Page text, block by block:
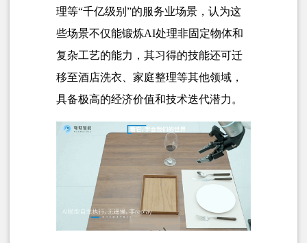
理等“千亿级别”的服务业场景，认为这
些场景不仅能锻炼AI处理非固定物体和
复杂工艺的能力，其习得的技能还可迁
移至酒店洗衣、家庭整理等其他领域，
具备极高的经济价值和技术迭代潜力。